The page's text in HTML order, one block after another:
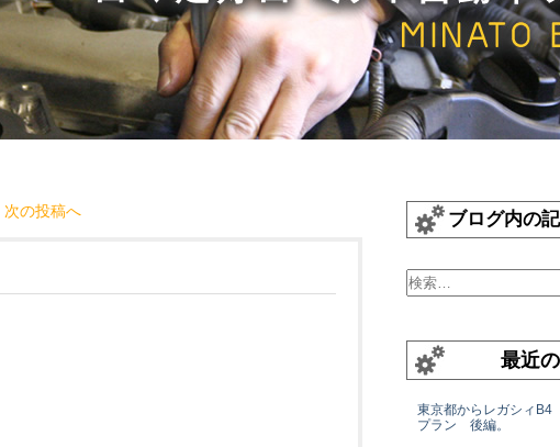
次の投稿へ ブログ内の
最近
東京都からレガシィ
プラン 後編。